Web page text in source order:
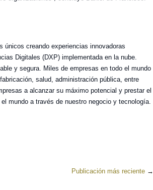
únicos creando experiencias innovadoras
Digitales (DXP) implementada en la nube.
y segura. Miles de empresas en todo el mundo
salud, administración pública, entre
a alcanzar su máximo potencial y prestar el
mundo a través de nuestro negocio y tecnología.
Publicación más reciente→